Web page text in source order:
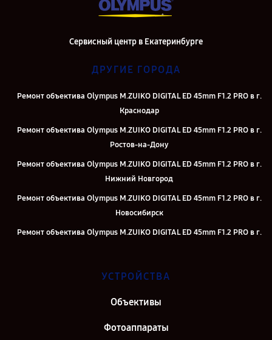
Сервисный центр в Екатеринбурге
ДРУГИЕ ГОРОДА
Ремонт объектива Olympus M.ZUIKO DIGITAL ED 45mm F1.2 PRO в г.
Краснодар
Ремонт объектива Olympus M.ZUIKO DIGITAL ED 45mm F1.2 PRO в г.
Ростов-на-Дону
Ремонт объектива Olympus M.ZUIKO DIGITAL ED 45mm F1.2 PRO в г.
Нижний Новгород
Ремонт объектива Olympus M.ZUIKO DIGITAL ED 45mm F1.2 PRO в г.
Новосибирск
Ремонт объектива Olympus M.ZUIKO DIGITAL ED 45mm F1.2 PRO в г.
Казань
Ремонт объектива Olympus M.ZUIKO DIGITAL ED 45mm F1.2 PRO в г.
Ремонт объектива Olympus M.ZUIKO DIGITAL ED 45mm F1.2 PRO в г.
УСТРОЙСТВА
Объективы
Фотоаппараты